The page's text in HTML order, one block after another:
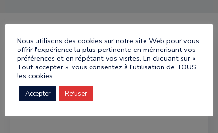
Garriguenc Marie
Psychothérapeute
Nous utilisons des cookies sur notre site Web pour vous
offrir l'expérience la plus pertinente en mémorisant vos
préférences et en répétant vos visites. En cliquant sur «
Tout accepter », vous consentez à l'utilisation de TOUS
les cookies.
Accepter Refuser